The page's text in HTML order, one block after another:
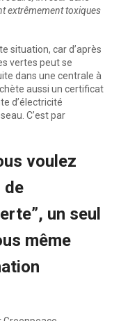
extrêmement toxiques
situation, car d’après
vertes peut se
dans une centrale à
aussi un certificat
d’électricité
C’est par
voulez
de
un seul
même